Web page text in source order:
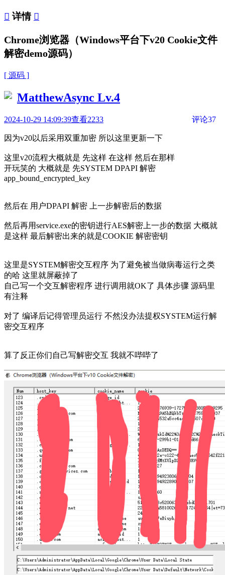
 详情 
Chrome浏览器（Windows平台下v20 Cookie文件
解密demo源码）
[ 源码 ]
MatthewAsync Lv.4
2024-10-29 14:09:39查看2233 评论37
因为v20以后采用双重加密 所以这里更新一下
这里v20流程大概就是 先这样 在这样 然后在那样
开玩笑的 大概就是 先SYSTEM DPAPI 解密
app_bound_encrypted_key
然后在 用户DPAPI 解密 上一步解密后的数据
然后再用service.exe的密钥进行AES解密上一步的数据 大概就
是这样 最后解密出来的就是COOKIE 解密密钥
这里是SYSTEM解密交互程序 为了避免被当做病毒运行之类
的哈 这里就屏蔽掉了
自己写一个交互解密程序 进行调用就OK了 具体步骤 源码里
有注释
对了 编译后记得管理员运行 不然没办法提权SYSTEM运行解
密交互程序
算了反正你们自己写解密交互 我就不哔哔了